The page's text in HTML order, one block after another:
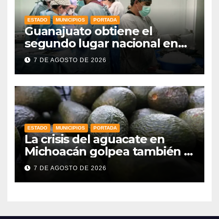
ESTADO MUNICIPIOS PORTADA
Guanajuato obtiene el
segundo lugar nacional en
procuración de órganos
7 DE AGOSTO DE 2026
ESTADO MUNICIPIOS PORTADA
La crisis del aguacate en
Michoacán golpea también a
productores de Guanajuato
7 DE AGOSTO DE 2026